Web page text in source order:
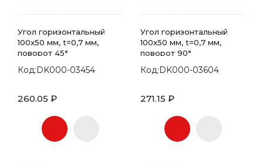
Угол горизонтальный
100x50 мм, t=0,7 мм,
поворот 45°
Код:DK000-03454
260.05 ₽
Угол горизонтальный
100x50 мм, t=0,7 мм,
поворот 90°
Код:DK000-03604
271.15 ₽